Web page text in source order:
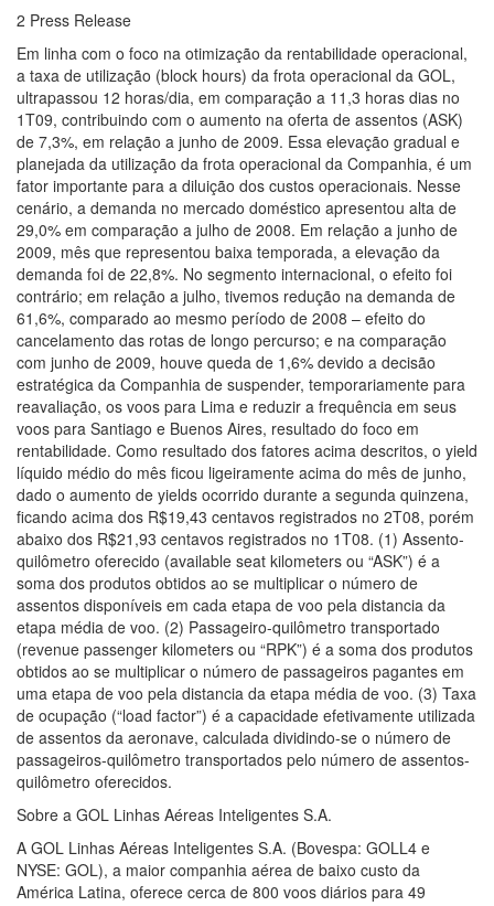
2 Press Release
Em linha com o foco na otimização da rentabilidade operacional,
a taxa de utilização (block hours) da frota operacional da GOL,
ultrapassou 12 horas/dia, em comparação a 11,3 horas dias no
1T09, contribuindo com o aumento na oferta de assentos (ASK)
de 7,3%, em relação a junho de 2009. Essa elevação gradual e
planejada da utilização da frota operacional da Companhia, é um
fator importante para a diluição dos custos operacionais. Nesse
cenário, a demanda no mercado doméstico apresentou alta de
29,0% em comparação a julho de 2008. Em relação a junho de
2009, mês que representou baixa temporada, a elevação da
demanda foi de 22,8%. No segmento internacional, o efeito foi
contrário; em relação a julho, tivemos redução na demanda de
61,6%, comparado ao mesmo período de 2008 – efeito do
cancelamento das rotas de longo percurso; e na comparação
com junho de 2009, houve queda de 1,6% devido a decisão
estratégica da Companhia de suspender, temporariamente para
reavaliação, os voos para Lima e reduzir a frequência em seus
voos para Santiago e Buenos Aires, resultado do foco em
rentabilidade. Como resultado dos fatores acima descritos, o yield
líquido médio do mês ficou ligeiramente acima do mês de junho,
dado o aumento de yields ocorrido durante a segunda quinzena,
ficando acima dos R$19,43 centavos registrados no 2T08, porém
abaixo dos R$21,93 centavos registrados no 1T08. (1) Assento-
quilômetro oferecido (available seat kilometers ou “ASK”) é a
soma dos produtos obtidos ao se multiplicar o número de
assentos disponíveis em cada etapa de voo pela distancia da
etapa média de voo. (2) Passageiro-quilômetro transportado
(revenue passenger kilometers ou “RPK”) é a soma dos produtos
obtidos ao se multiplicar o número de passageiros pagantes em
uma etapa de voo pela distancia da etapa média de voo. (3) Taxa
de ocupação (“load factor”) é a capacidade efetivamente utilizada
de assentos da aeronave, calculada dividindo-se o número de
passageiros-quilômetro transportados pelo número de assentos-
quilômetro oferecidos.
Sobre a GOL Linhas Aéreas Inteligentes S.A.
A GOL Linhas Aéreas Inteligentes S.A. (Bovespa: GOLL4 e
NYSE: GOL), a maior companhia aérea de baixo custo da
América Latina, oferece cerca de 800 voos diários para 49